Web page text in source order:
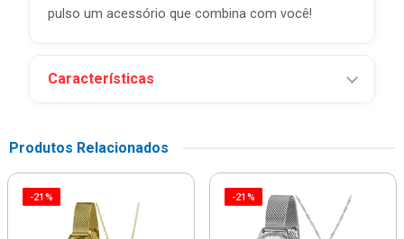
pulso um acessório que combina com você!
Características
Produtos Relacionados
-21% -21%